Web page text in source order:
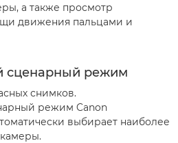
а также просмотр
движения пальцами и
сценарный режим
снимков.
режим Canon
выбирает наиболее